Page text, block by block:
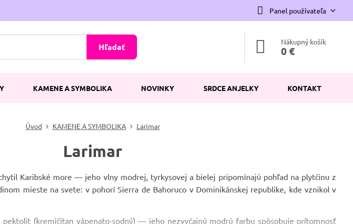
Panel používateľa
Hľadať Nákupný košík
0 €
KAMENE A SYMBOLIKA NOVINKY SRDCE ANJELKY KONTAKT
Úvod KAMENE A SYMBOLIKA Larimar
Larimar
Karibské more — jeho vlny modrej, tyrkysovej a bielej pripomínajú pohľad na plytčinu z
mieste na svete: v pohorí Sierra de Bahoruco v Dominikánskej republike, kde vznikol v
pektolit (kremičitan vápenato-sodný) — jeho nezvyčajnú modrú farbu spôsobuje prítomnosť